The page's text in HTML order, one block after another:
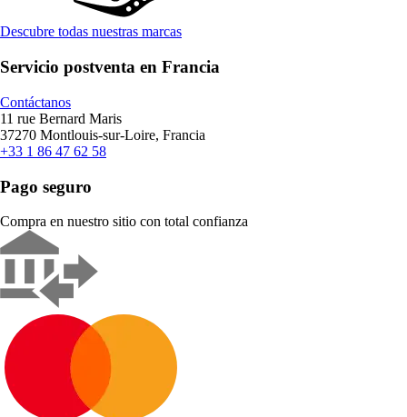
Descubre todas nuestras marcas
Servicio postventa en Francia
Contáctanos
11 rue Bernard Maris
37270 Montlouis-sur-Loire, Francia
+33 1 86 47 62 58
Pago seguro
Compra en nuestro sitio con total confianza